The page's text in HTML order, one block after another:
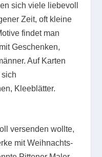
sich viele liebevoll
Zeit, oft kleine
findet man
Geschenken,
Auf Karten
Kleeblätter.
versenden wollte,
mit Weihnachts-